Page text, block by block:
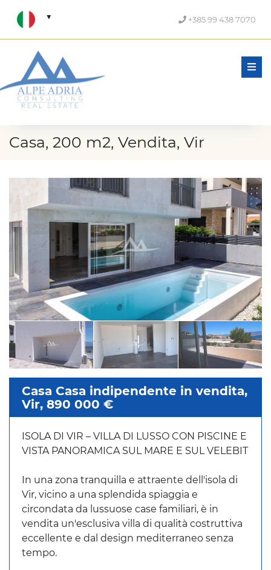
+385 99 438 7070
Casa, 200 m2, Vendita, Vir
Casa Casa indipendente in vendita,
Vir, 890 000 €
ISOLA DI VIR – VILLA DI LUSSO CON PISCINE E
VISTA PANORAMICA SUL MARE E SUL VELEBIT
In una zona tranquilla e attraente dell'isola di
Vir, vicino a una splendida spiaggia e
circondata da lussuose case familiari, è in
vendita un'esclusiva villa di qualità costruttiva
eccellente e dal design mediterraneo senza
tempo.